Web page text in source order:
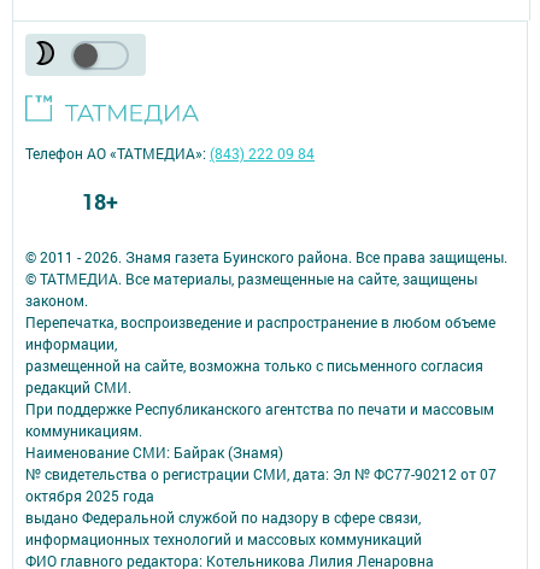
© 2011 - 2026. Знамя газета Буинского района. Все права защищены.
© ТАТМЕДИА. Все материалы, размещенные на сайте, защищены
законом.
Перепечатка, воспроизведение и распространение в любом объеме
информации,
размещенной на сайте, возможна только с письменного согласия
редакций СМИ.
При поддержке Республиканского агентства по печати и массовым
коммуникациям.
Наименование СМИ: Байрак (Знамя)
№ свидетельства о регистрации СМИ, дата: Эл № ФС77-90212 от 07
октября 2025 года
выдано Федеральной службой по надзору в сфере связи,
информационных технологий и массовых коммуникаций
ФИО главного редактора: Котельникова Лилия Ленаровна
Телефон АО «ТАТМЕДИА»:(843) 222 09 84
18+